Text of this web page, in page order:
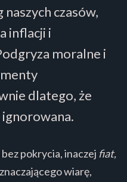
czasów,
inflacji i
moralne i
dlatego, że
pokrycia, inaczej fiat,
wiarę,